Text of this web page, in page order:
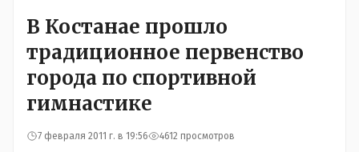
В Костанае прошло
традиционное первенство
города по спортивной
гимнастике
7 февраля 2011 г. в 19:56 4612 просмотров